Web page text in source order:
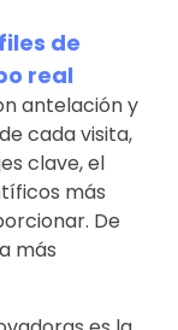
de
real
antelación y
cada visita,
clave, el
más
De
más